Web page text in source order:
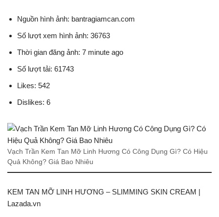
Nguồn hình ảnh: bantragiamcan.com
Số lượt xem hình ảnh: 36763
Thời gian đăng ảnh: 7 minute ago
Số lượt tải: 61743
Likes: 542
Dislikes: 6
Vạch Trần Kem Tan Mỡ Linh Hương Có Công Dụng Gì? Có Hiệu
Quả Không? Giá Bao Nhiêu
KEM TAN MỠ LINH HƯƠNG – SLIMMING SKIN CREAM |
Lazada.vn